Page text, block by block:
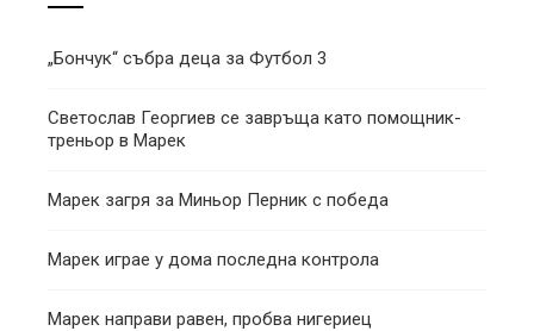
„Бончук“ събра деца за Футбол 3
Светослав Георгиев се завръща като помощник-
треньор в Марек
Марек загря за Миньор Перник с победа
Марек играе у дома последна контрола
Марек направи равен, пробва нигериец